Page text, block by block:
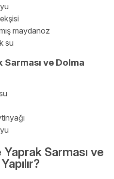
maydanoz
su
Sarması ve Dolma
Sarması ve